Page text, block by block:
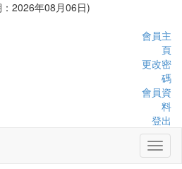
2026年08月06日)
會員主
頁
更改密
碼
會員資
料
登出